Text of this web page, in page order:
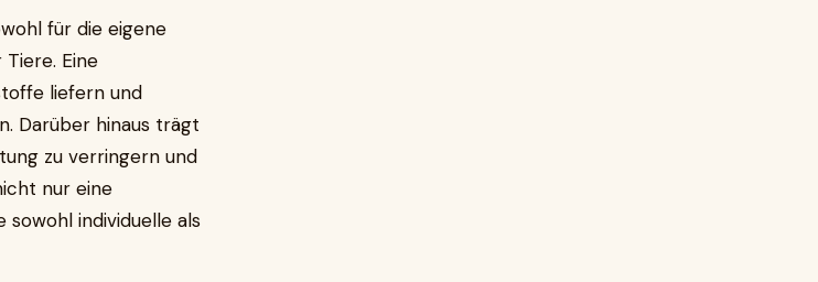
für die eigene
Eine
liefern und
Darüber hinaus trägt
zu verringern und
nur eine
sowohl individuelle als